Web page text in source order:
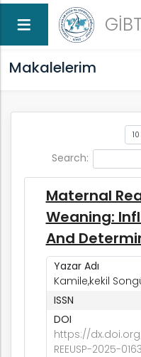
Makalelerim
Search:
Maternal
Weaning:
And
Yazar Adı
Kamile,kekil
ISSN
DOI
https://
REEUSP-2025-